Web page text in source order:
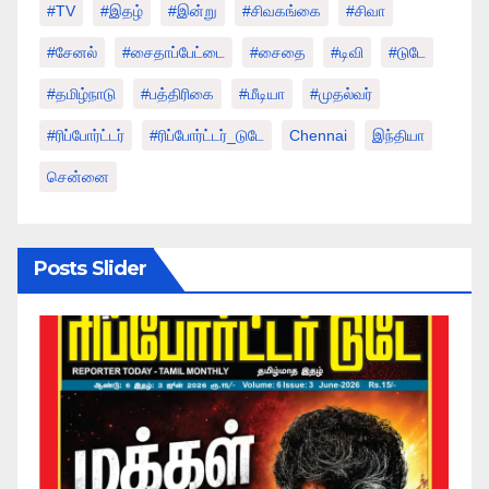
#TV #இதழ் #இன்று #சிவகங்கை #சிவா
#சேனல் #சைதாப்பேட்டை #சைதை #டிவி #டுடே
#தமிழ்நாடு #பத்திரிகை #மீடியா #முதல்வர்
#ரிப்போர்ட்டர் #ரிப்போர்ட்டர்_டுடே Chennai இந்தியா
சென்னை
Posts Slider